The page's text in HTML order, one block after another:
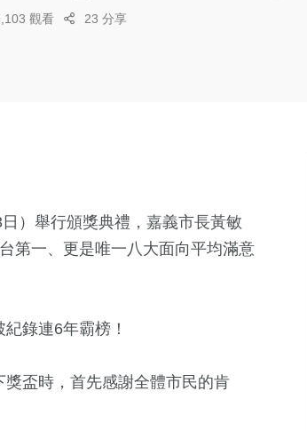
觀看 23 分享
）舉行頒獎典禮，嘉義市長黃敏
第一、更是唯一八大面向平均滿意
錄連6年霸榜！
盃時，首先感謝全體市民的肯